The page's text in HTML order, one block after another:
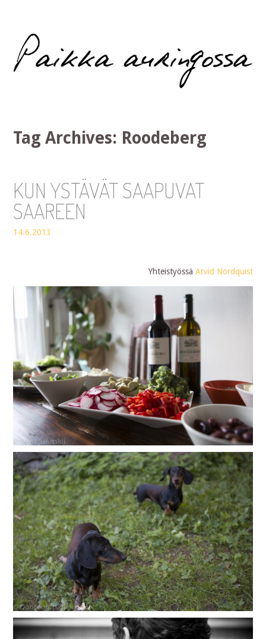
Paikka auringossa
Tag Archives: Roodeberg
KUN YSTÄVÄT SAAPUVAT
SAAREEN
14.6.2013
Yhteistyössä Arvid Nordquist